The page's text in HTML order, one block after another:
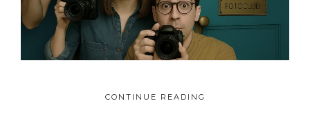
CONTINUE READING